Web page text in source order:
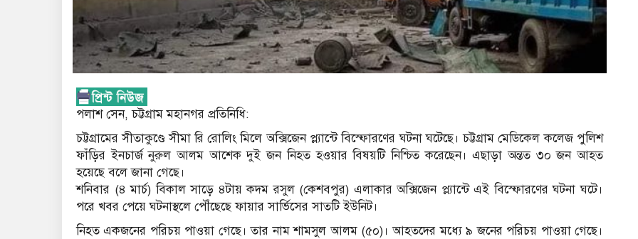
পলাশ সেন, চট্টগ্রাম মহানগর প্রতিনিধি:
চট্টগ্রামের সীতাকুণ্ডে সীমা রি রোলিং মিলে অক্সিজেন প্ল্যান্টে বিস্ফোরণের ঘটনা ঘটেছে। চট্টগ্রাম মেডিকেল কলেজ পুলিশ
ফাঁড়ির ইনচার্জ নুরুল আলম আশেক দুই জন নিহত হওয়ার বিষয়টি নিশ্চিত করেছেন। এছাড়া অন্তত ৩০ জন আহত
হয়েছে বলে জানা গেছে।
শনিবার (৪ মার্চ) বিকাল সাড়ে ৪টায় কদম রসুল (কেশবপুর) এলাকার অক্সিজেন প্ল্যান্টে এই বিস্ফোরণের ঘটনা ঘটে।
পরে খবর পেয়ে ঘটনাস্থলে পৌঁছেছে ফায়ার সার্ভিসের সাতটি ইউনিট।
নিহত একজনের পরিচয় পাওয়া গেছে। তার নাম শামসুল আলম (৫০)। আহতদের মধ্যে ৯ জনের পরিচয় পাওয়া গেছে।